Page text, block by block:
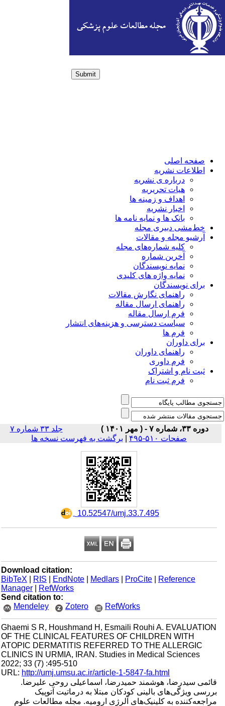
Submit
صفحه اصلی
اطلاعات نشریه
درباره ی نشریه
هیات تحریریه
اهداف و زمینه ها
اخبار نشریه
بانک ها و نمایه نامه ها
خط‌مشی دبیری مجله
آرشیو مجله و مقالات
کلیه شماره‌های مجله
آخرین شماره
نمایه نویسندگان
نمایه واژه های کلیدی
برای نویسندگان
راهنمای نگارش مقالات
راهنمای ارسال مقاله
فرم ارسال مقاله
سیاست دسترسی و هزینه‌های انتشار
فرم ها
برای داوران
راهنمای داوران
فرم داوری
ثبت نام و اشتراک
فرم ثبت نام
دوره ۳۳، شماره ۷ - ( مهر ۱۴۰۱ )
جلد ۳۳ شماره ۷
صفحات ۵۱۰-۴۹۵
| برگشت به فهرست نسخه ها
‎ 10.52547/umj.33.7.495
Download citation:
BibTeX
| RIS |EndNote |Medlars |ProCite |Reference
Manager
|RefWorks
Send citation to:
Mendeley
Zotero RefWorks
Ghaemi S R, Houshmand H, Esmaili Rouhi A. EVALUATION
OF THE CLINICAL FEATURES OF CHILDREN WITH
ATOPIC DERMATITIS REFERRED TO THE ALLERGIC
CLINICS IN URMIA, IRAN. Studies in Medical Sciences
2022; 33 (7) :495-510
URL:http://umj.umsu.ac.ir/article-1-5847-fa.html
قائمی سیدرضا، هوشمند حمیدرضا، اسماعیلی روحی علیرضا.
بررسی ویژگی‌های بالینی کودکان مبتلا به درماتیت آتوپیک
مراجعه‌کننده به کلینیک‌های آلرژی ارومیه. مجله مطالعات علوم